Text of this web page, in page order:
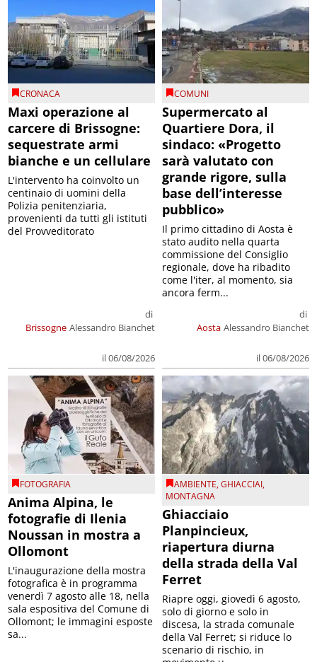
CRONACA
Maxi operazione al
carcere di Brissogne:
sequestrate armi
bianche e un cellulare
Brissogne
di
Alessandro Bianchet
il 06/08/2026
L'intervento ha coinvolto un
centinaio di uomini della
Polizia penitenziaria,
provenienti da tutti gli istituti
del Provveditorato
COMUNI
Supermercato al
Quartiere Dora, il
sindaco: «Progetto
sarà valutato con
grande rigore, sulla
base dell’interesse
pubblico»
Aosta
di
Alessandro Bianchet
il 06/08/2026
Il primo cittadino di Aosta è
stato audito nella quarta
commissione del Consiglio
regionale, dove ha ribadito
come l'iter, al momento, sia
ancora ferm...
FOTOGRAFIA
Anima Alpina, le
fotografie di Ilenia
Noussan in mostra a
Ollomont
L'inaugurazione della mostra
fotografica è in programma
venerdì 7 agosto alle 18, nella
sala espositiva del Comune di
Ollomont; le immagini esposte
sa...
AMBIENTE,GHIACCIAI,
MONTAGNA
Ghiacciaio
Planpincieux,
riapertura diurna
della strada della Val
Ferret
Riapre oggi, giovedì 6 agosto,
solo di giorno e solo in
discesa, la strada comunale
della Val Ferret; si riduce lo
scenario di rischio, in